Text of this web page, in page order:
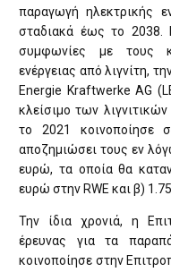
παραγωγή ηλεκτρικής
σταδιακά έως το 2038.
συμφωνίες με τους
ενέργειας από λιγνίτη,
Energie Kraftwerke AG
κλείσιμο των
το 2021 κοινοποίησε
αποζημιώσει τους εν
ευρώ, τα οποία θα
ευρώ στην RWE και β)
Την ίδια χρονιά, η
έρευνας για τα
κοινοποίησε στην